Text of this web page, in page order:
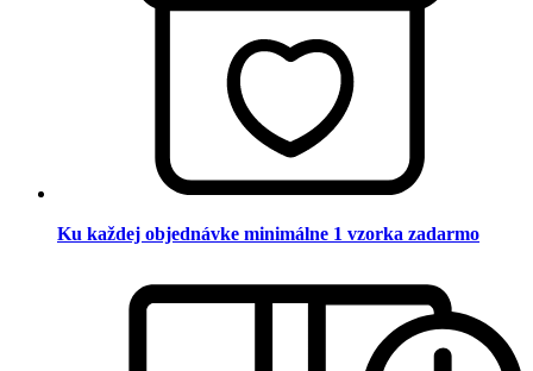
Ku každej objednávke minimálne 1 vzorka zadarmo